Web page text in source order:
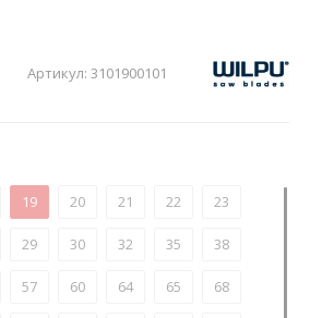
Артикул: 3101900101
19 20 21 22 23
29 30 32 35 38
57 60 64 65 68